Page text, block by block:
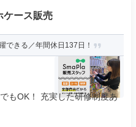
ケース販売
できる／年間休日137日！
もOK！ 充実した研修制度あ